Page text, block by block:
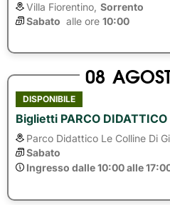
Villa Fiorentino, Sorrento
Sabato alle ore 10:00
08
DISPONIBILE
Biglietti PARCO
Parco Didattico Le Colline Di
Sabato
Ingresso dalle 10:00 alle